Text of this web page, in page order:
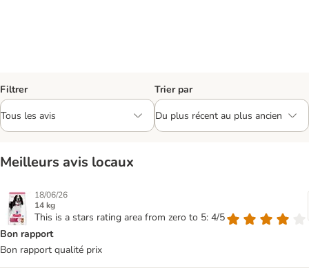
Filtrer Trier par
Meilleurs avis locaux
18/06/26
14 kg
This is a stars rating area from zero to 5: 4/5
Bon rapport
Bon rapport qualité prix